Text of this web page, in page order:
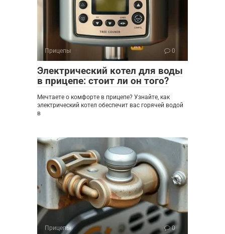
Прицепы 0
Электрический котел для воды
в прицепе: стоит ли он того?
Мечтаете о комфорте в прицепе? Узнайте, как
электрический котел обеспечит вас горячей водой
в
Прицепы 0